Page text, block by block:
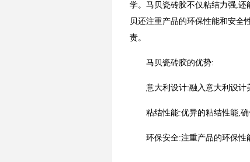
学。马贝瓷砖胶不仅粘结力强,
贝还注重产品的环保性能和安全
责。
马贝瓷砖胶的优势:
意大利设计:融入意大利设计
粘结性能:优异的粘结性能,确
环保安全:注重产品的环保性